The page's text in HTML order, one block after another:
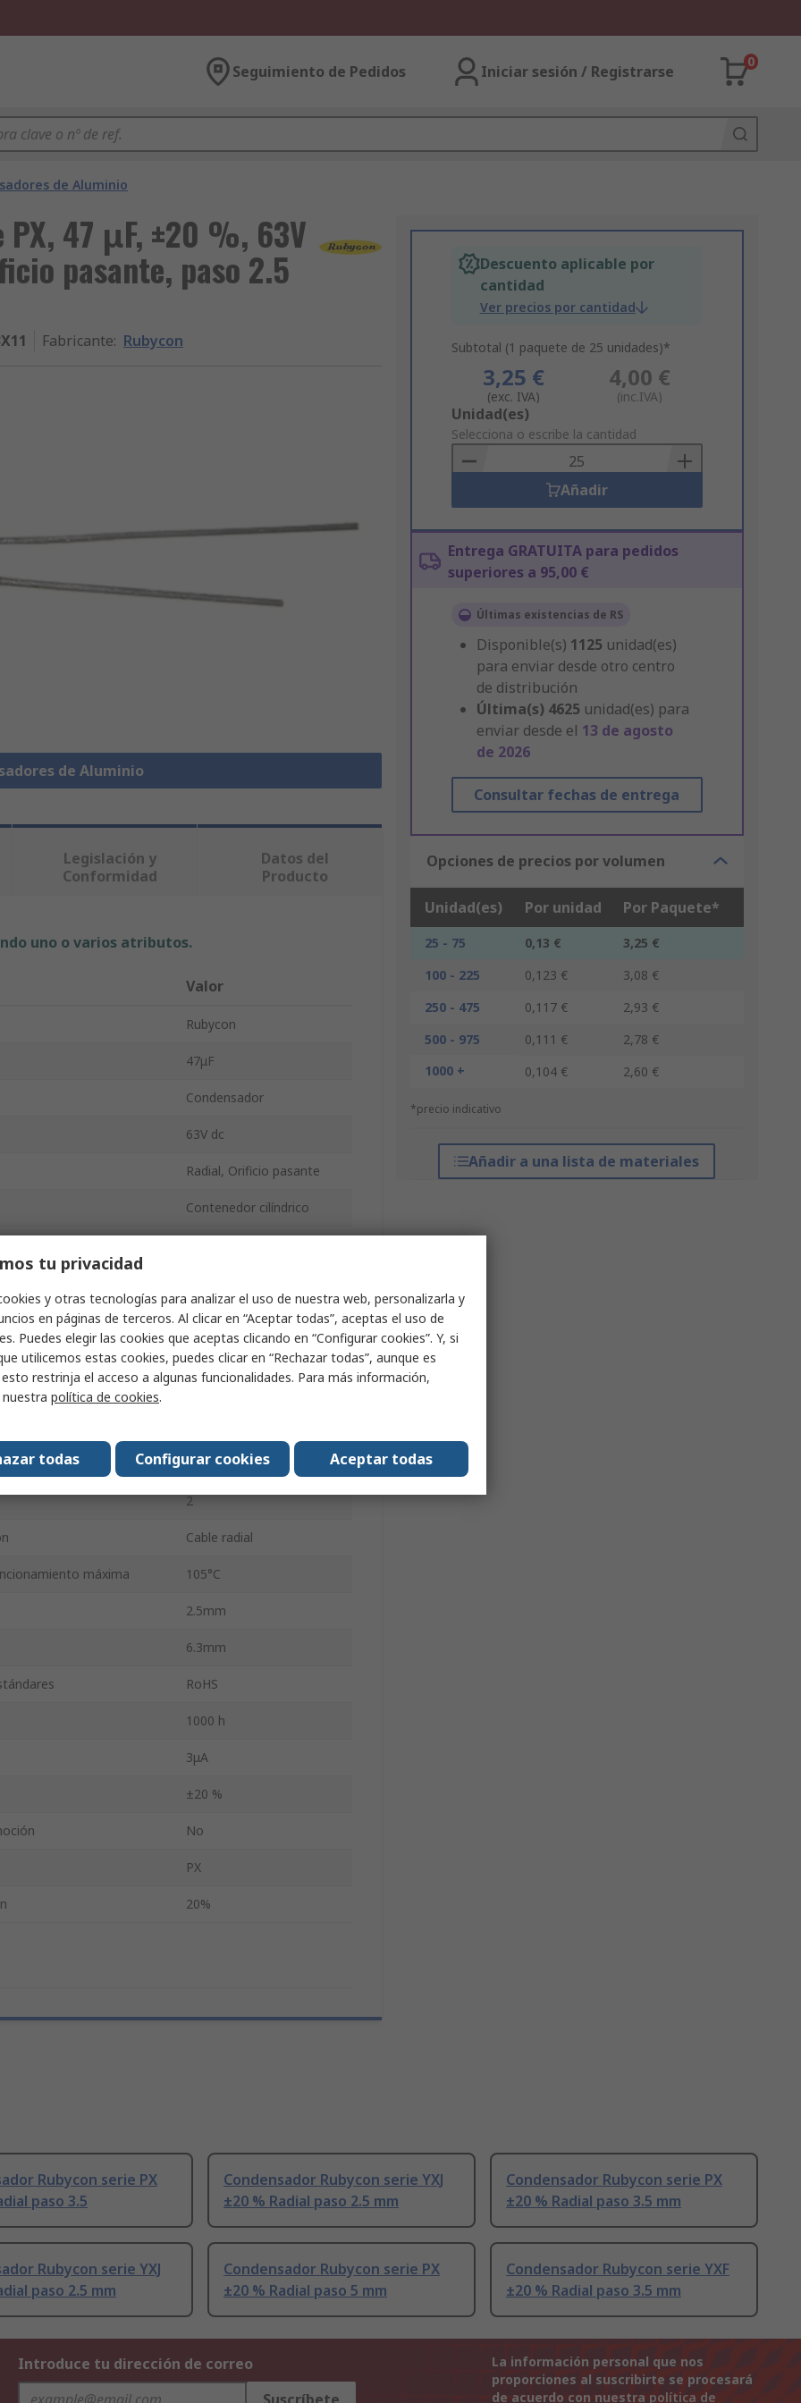
Seguimiento de Pedidos Iniciar sesión / Registrarse
0
de Aluminio
47 μF, ±20 %, 63V
pasante, paso 2.5
Fabricante: Rubycon
de Aluminio
Descuento aplicable por
cantidad
Ver precios por cantidad
Subtotal (1 paquete de 25 unidades)*
3,25 €
(exc. IVA)
4,00 €
(inc.IVA)
Add
to
Basket
Unidad(es)
Selecciona o escribe la cantidad
Añadir
Entrega GRATUITA para pedidos
superiores a 95,00 €
Últimas existencias de RS
Disponible(s) 1125 unidad(es)
para enviar desde otro centro
de distribución
Última(s) 4625 unidad(es) para
enviar desde el 13 de agosto
de 2026
Consultar fechas de entrega
Opciones de precios por volumen
Unidad(es) Por unidad Por Paquete*
25 - 75 0,13 €
3,25 €
100 - 225
0,123 €
3,08 €
250 - 475
0,117 €
2,93 €
500 - 975
0,111 €
2,78 €
1000 +
0,104 € 2,60 €
*precio indicativo
Añadir a una lista de materiales
Legislación y
Conformidad
Datos del
Producto
uno o varios atributos.
Valor
Rubycon
47μF
Condensador
63V dc
Radial, Orificio pasante
Contenedor cilíndrico
11mm
11mm
Mínima
del condensador 140mA
2
Cable radial
máxima 105°C
2.5mm
6.3mm
RoHS
1000 h
3μA
±20 %
No
PX
20%
Rubycon serie PX
paso 3.5
Condensador Rubycon serie YXJ
±20 % Radial paso 2.5 mm
Condensador Rubycon serie PX
±20 % Radial paso 3.5 mm
Rubycon serie YXJ
paso 2.5 mm
Condensador Rubycon serie PX
±20 % Radial paso 5 mm
Condensador Rubycon serie YXF
±20 % Radial paso 3.5 mm
Introduce tu dirección de correo
La información personal que nos
proporciones al suscribirte se procesará
de acuerdo con nuestra política de
tu privacidad
y otras tecnologías para analizar el uso de nuestra web, personalizarla y
en páginas de terceros. Al clicar en “Aceptar todas”, aceptas el uso de
Puedes elegir las cookies que aceptas clicando en “Configurar cookies”. Y, si
utilicemos estas cookies, puedes clicar en “Rechazar todas”, aunque es
restrinja el acceso a algunas funcionalidades. Para más información,
política de cookies.
Aceptar todas
Configurar cookies
todas